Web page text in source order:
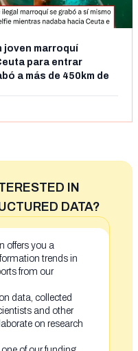
joven marroquí
para entrar
a más de 450km de
IN
DATA?
offers you a
trends in
from our
data, collected
and other
on research